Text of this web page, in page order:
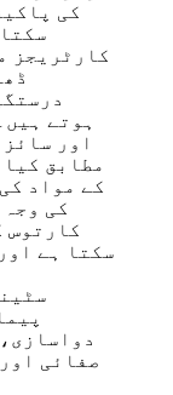
کی
کارٹریجز
ہوتے
اور
مطابق
کے مواد
کی
کارتوس
سکتا ہے
صفائی